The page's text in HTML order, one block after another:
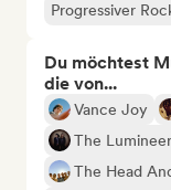
Progressiver
Du möchtest
die von...
Vance Joy
The
The Head